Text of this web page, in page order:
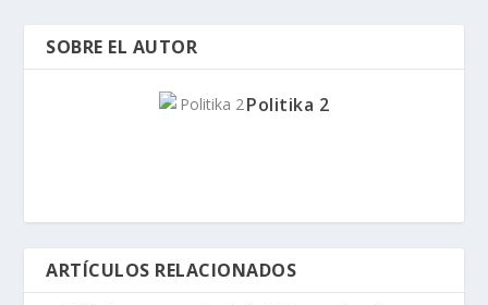
SOBRE EL AUTOR
Politika 2
ARTÍCULOS RELACIONADOS